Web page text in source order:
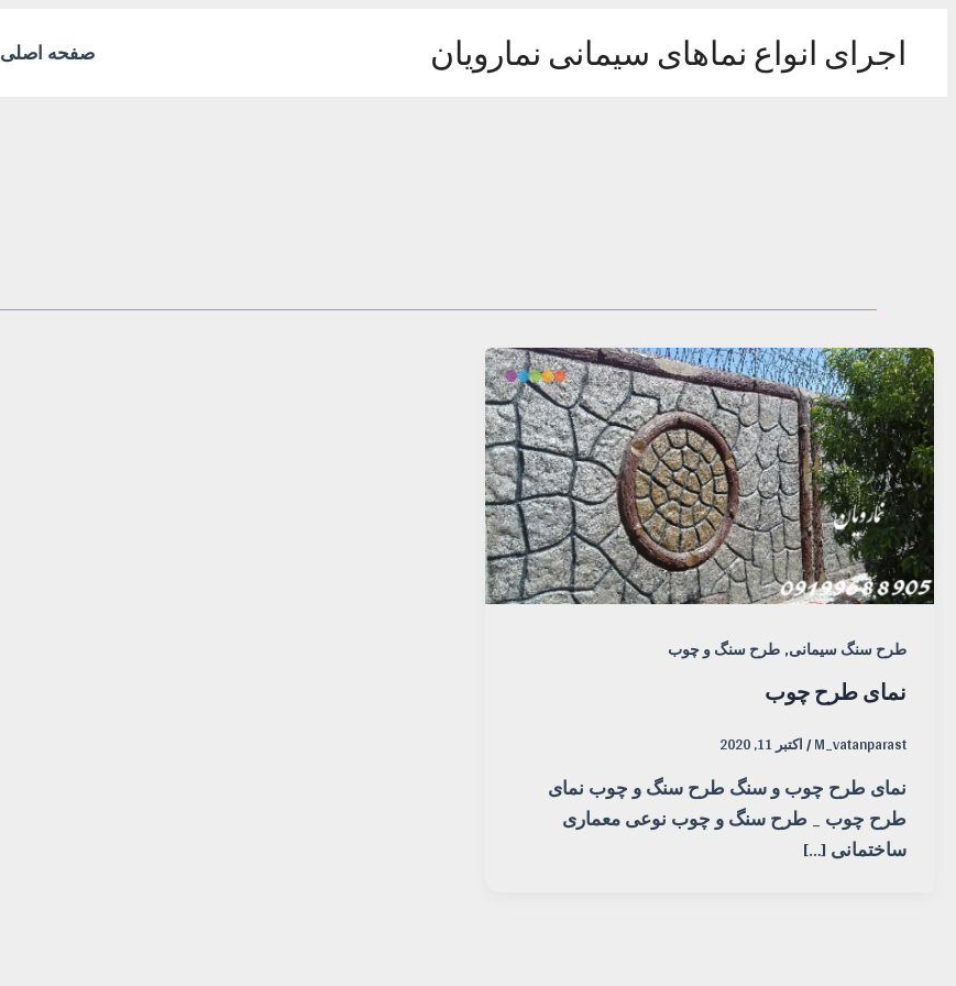
اجرای انواع نماهای سیمانی نمارویان صفحه اصلی
طرح سنگ سیمانی,طرح سنگ و چوب
نمای طرح چوب
M_vatanparast
/اکتبر 11, 2020
نمای طرح چوب و سنگ طرح سنگ و چوب نمای
طرح چوب _ طرح سنگ و چوب نوعی معماری
ساختمانی […]